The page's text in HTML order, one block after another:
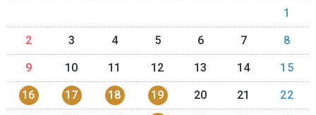
1
2 3 4 5 6 7 8
9 10 11 12 13 14 15
16 17 18 19 20 21 22